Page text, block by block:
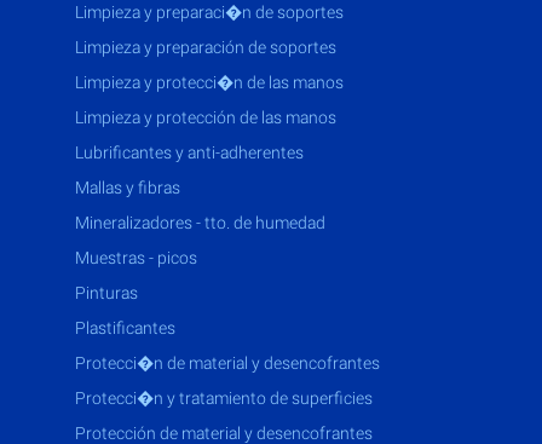
limpieza y preparaci�n de soportes
limpieza y preparación de soportes
limpieza y protecci�n de las manos
limpieza y protección de las manos
lubrificantes y anti-adherentes
mallas y fibras
mineralizadores - tto. de humedad
muestras - picos
pinturas
plastificantes
protecci�n de material y desencofrantes
protecci�n y tratamiento de superficies
protección de material y desencofrantes